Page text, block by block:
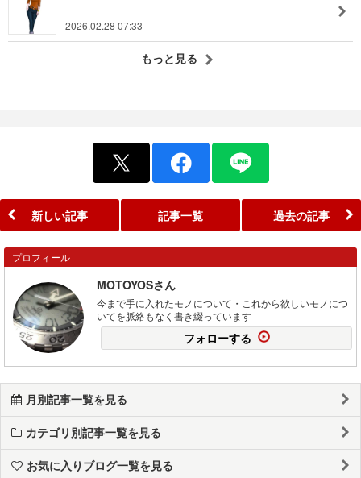
2026.02.28 07:33
もっと見る
新しい記事 記事一覧 過去の記事
プロフィール
MOTOYOSさん
今まで手に入れたモノについて・これから欲しいモノにつ
いてを脈絡もなく書き綴っています
フォローする
月別記事一覧を見る
カテゴリ別記事一覧を見る
お気に入りブログ一覧を見る